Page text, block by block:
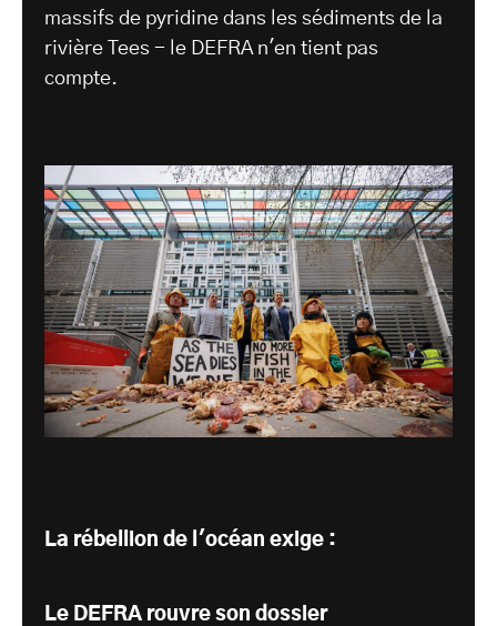
massifs de pyridine dans les sédiments de la
rivière Tees - le DEFRA n'en tient pas
compte.
La rébellion de l'océan exige :
Le DEFRA rouvre son dossier